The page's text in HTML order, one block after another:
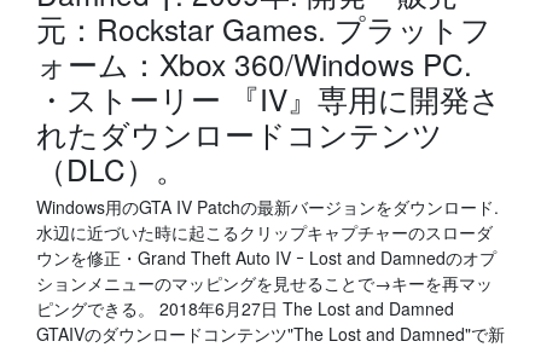
元：Rockstar Games. プラットフ
ォーム：Xbox 360/Windows PC.
・ストーリー 『IV』専用に開発さ
れたダウンロードコンテンツ
（DLC）。
Windows用のGTA IV Patchの最新バージョンをダウンロード.
水辺に近づいた時に起こるクリップキャプチャーのスローダ
ウンを修正・Grand Theft Auto IV ｰ Lost and Damnedのオプ
ションメニューのマッピングを見せることで→キーを再マッ
ピングできる。 2018年6月27日 The Lost and Damned
GTAIVのダウンロードコンテンツ"The Lost and Damned"で新